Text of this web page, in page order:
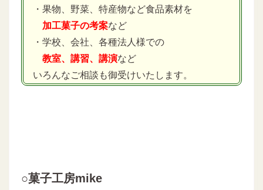
・果物、野菜、特産物など食品素材を
加工菓子の考案など
・学校、会社、各種法人様での
教室、講習、講演など
いろんなご相談も御受けいたします。
○菓子工房mike